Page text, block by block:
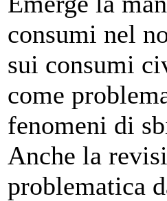
consumi nel
sui consumi
come
fenomeni di
Anche la
problematica